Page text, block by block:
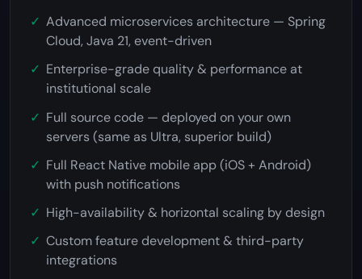
Advanced microservices architecture — Spring
Cloud, Java 21, event-driven
Enterprise-grade quality & performance at
institutional scale
Full source code — deployed on your own
servers (same as Ultra, superior build)
Full React Native mobile app (iOS + Android)
with push notifications
High-availability & horizontal scaling by design
Custom feature development & third-party
integrations